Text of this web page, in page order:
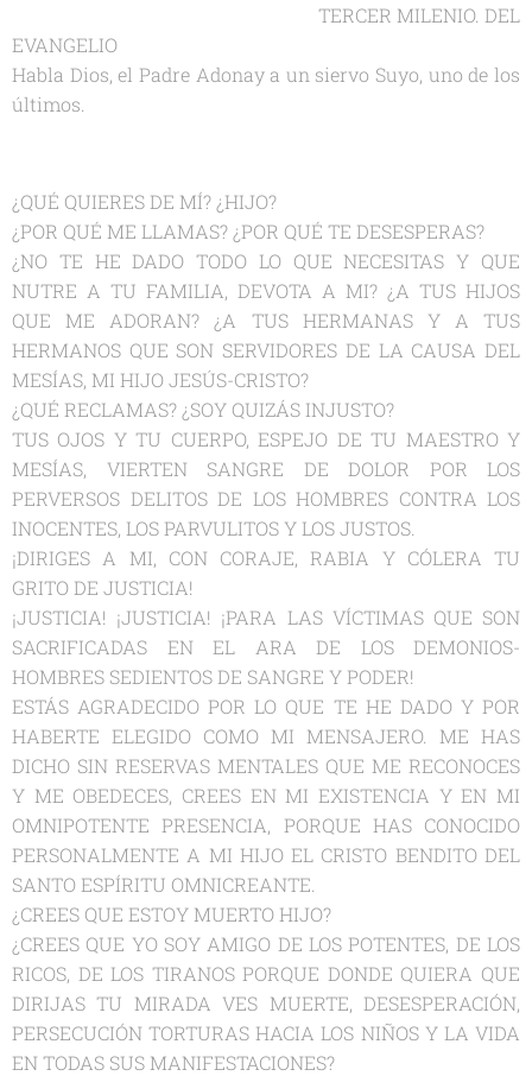
TERCER MILENIO. DEL
EVANGELIO
Habla Dios, el Padre Adonay a un siervo Suyo, uno de los
últimos.
¿QUÉ QUIERES DE MÍ? ¿HIJO?
¿POR QUÉ ME LLAMAS? ¿POR QUÉ TE DESESPERAS?
¿NO TE HE DADO TODO LO QUE NECESITAS Y QUE
NUTRE A TU FAMILIA, DEVOTA A MI? ¿A TUS HIJOS
QUE ME ADORAN? ¿A TUS HERMANAS Y A TUS
HERMANOS QUE SON SERVIDORES DE LA CAUSA DEL
MESÍAS, MI HIJO JESÚS-CRISTO?
¿QUÉ RECLAMAS? ¿SOY QUIZÁS INJUSTO?
TUS OJOS Y TU CUERPO, ESPEJO DE TU MAESTRO Y
MESÍAS, VIERTEN SANGRE DE DOLOR POR LOS
PERVERSOS DELITOS DE LOS HOMBRES CONTRA LOS
INOCENTES, LOS PARVULITOS Y LOS JUSTOS.
¡DIRIGES A MI, CON CORAJE, RABIA Y CÓLERA TU
GRITO DE JUSTICIA!
¡JUSTICIA! ¡JUSTICIA! ¡PARA LAS VÍCTIMAS QUE SON
SACRIFICADAS EN EL ARA DE LOS DEMONIOS-
HOMBRES SEDIENTOS DE SANGRE Y PODER!
ESTÁS AGRADECIDO POR LO QUE TE HE DADO Y POR
HABERTE ELEGIDO COMO MI MENSAJERO. ME HAS
DICHO SIN RESERVAS MENTALES QUE ME RECONOCES
Y ME OBEDECES, CREES EN MI EXISTENCIA Y EN MI
OMNIPOTENTE PRESENCIA, PORQUE HAS CONOCIDO
PERSONALMENTE A MI HIJO EL CRISTO BENDITO DEL
SANTO ESPÍRITU OMNICREANTE.
¿CREES QUE ESTOY MUERTO HIJO?
¿CREES QUE YO SOY AMIGO DE LOS POTENTES, DE LOS
RICOS, DE LOS TIRANOS PORQUE DONDE QUIERA QUE
DIRIJAS TU MIRADA VES MUERTE, DESESPERACIÓN,
PERSECUCIÓN TORTURAS HACIA LOS NIÑOS Y LA VIDA
EN TODAS SUS MANIFESTACIONES?